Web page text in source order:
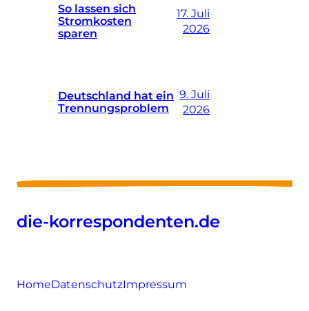
So lassen sich
Stromkosten
sparen
17. Juli
2026
Deutschland hat ein
Trennungsproblem
9. Juli
2026
die-korrespondenten.de
HomeDatenschutzImpressum